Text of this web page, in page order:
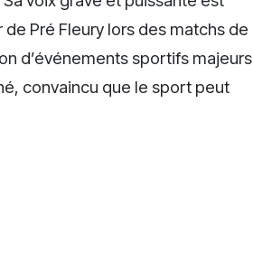
Pré Fleury lors des matchs de
d’événements sportifs majeurs
convaincu que le sport peut